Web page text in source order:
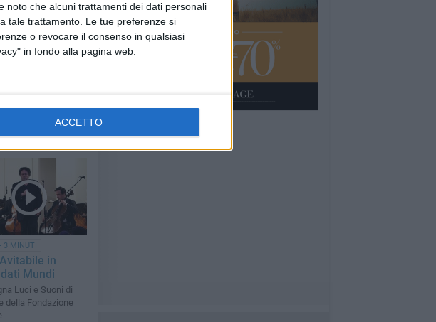
noto che alcuni trattamenti dei dati personali
tale trattamento. Le tue preferenze si
o revocare il consenso in qualsiasi
in fondo alla pagina web.
ACCETTO
VIDEO 2 MINUTI
giornata di
3 MINUTI
in
Mundi
Luci e Suoni di
della Fondazione